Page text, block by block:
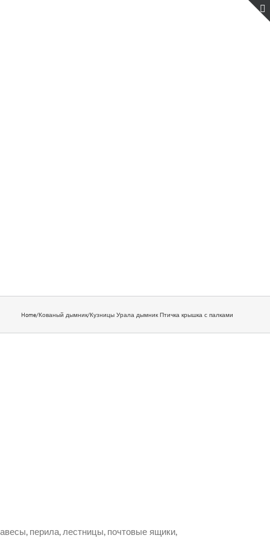
Home/Кованый дымник/Кузницы Урала дымник Птичка крышка с палками
перила, лестницы, почтовые ящики,